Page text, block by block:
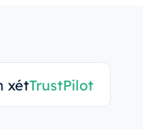
xétTrustPilot